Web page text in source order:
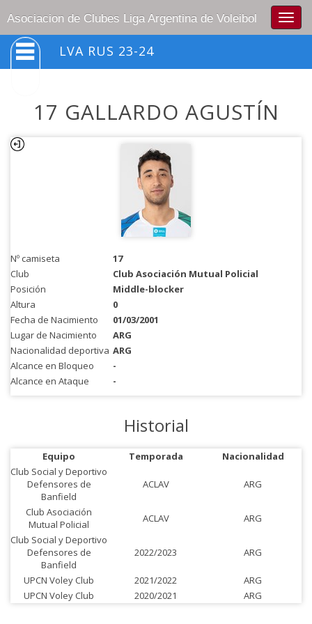
Asociacion de Clubes Liga Argentina de Voleibol
LVA RUS 23-24
17 GALLARDO AGUSTÍN
Nº camiseta
17
Club
Club Asociación Mutual Policial
Posición
Middle-blocker
Altura
0
Fecha de Nacimiento
01/03/2001
Lugar de Nacimiento
ARG
Nacionalidad deportiva ARG
Alcance en Bloqueo
-
Alcance en Ataque
-
Historial
Equipo Temporada
Nacionalidad
Club Social y Deportivo
Defensores de
Banfield
ACLAV ARG
Club Asociación
Mutual Policial
ACLAV
ARG
Club Social y Deportivo
Defensores de
Banfield
2022/2023 ARG
UPCN Voley Club 2021/2022
ARG
UPCN Voley Club
2020/2021 ARG